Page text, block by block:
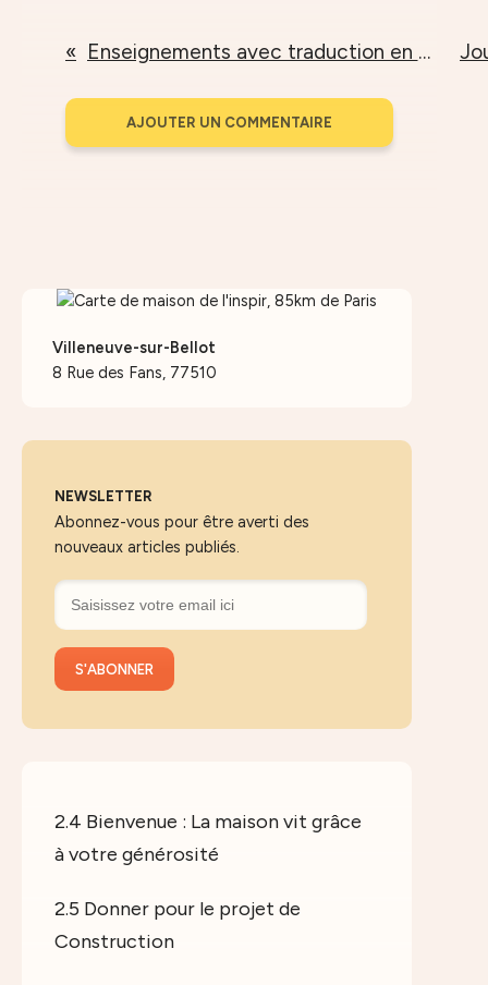
Enseignements avec traduction en Français
AJOUTER UN COMMENTAIRE
Villeneuve-sur-Bellot
8 Rue des Fans, 77510
NEWSLETTER
Abonnez-vous pour être averti des
nouveaux articles publiés.
2.4 Bienvenue : La maison vit grâce
à votre générosité
2.5 Donner pour le projet de
Construction